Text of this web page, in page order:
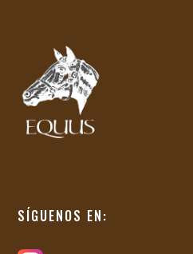
SÍGUENOS EN: